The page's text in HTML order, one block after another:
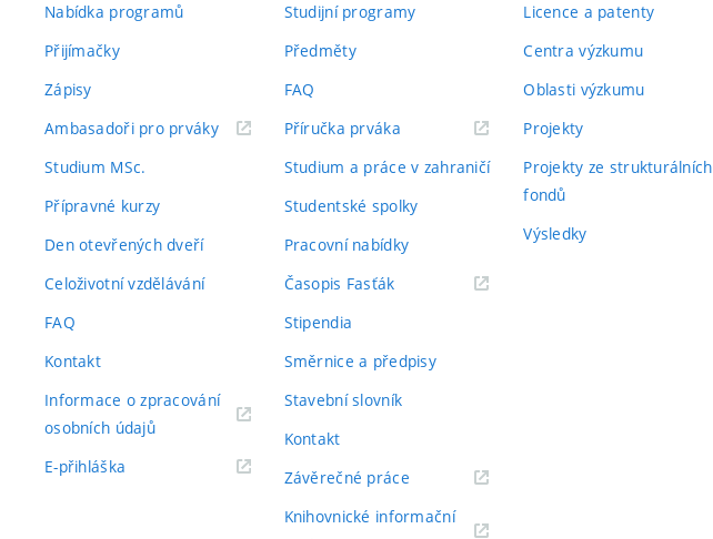
Nabídka programů
Přijímačky
Zápisy
Ambasadoři pro prváky(externí
Studium MSc.
Přípravné kurzy
Den otevřených dveří
Celoživotní vzdělávání
FAQ
Kontakt
Informace o zpracování
osobních údajů(externí
E-přihláška
Studijní programy
Předměty
FAQ
Příručka prváka(externí
Studium a práce v zahraničí
Studentské spolky
Pracovní nabídky
Časopis Fasťák(externí
Stipendia
Směrnice a předpisy
Stavební slovník
Kontakt
Závěrečné práce(externí
Knihovnické informační
Licence a patenty
Centra výzkumu
Oblasti výzkumu
Projekty
Projekty ze strukturálních
fondů
Výsledky